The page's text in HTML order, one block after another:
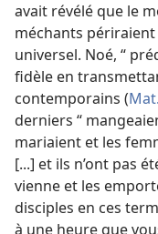
avait révélé que le
méchants périraient
universel. Noé, “
fidèle en
contemporains (
derniers “
mariaient et les
[...] et ils n’ont pas
vienne et les
disciples en ces
à une heure que